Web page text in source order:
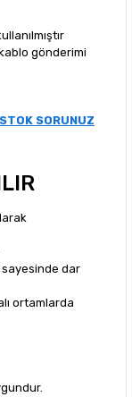
gönderimi
SORUNUZ
sayesinde dar
ortamlarda